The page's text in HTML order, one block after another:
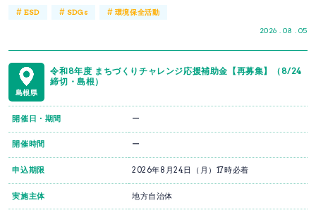
2026 . 08 . 05
#ESD # SDGs # 環境保全活動
島根県
令和8年度 まちづくりチャレンジ応援補助金【再募集】（8/24
締切・島根）
開催日・期間 ー
開催時間 ー
申込期限 2026年8月24日（月）17時必着
実施主体 地方自治体